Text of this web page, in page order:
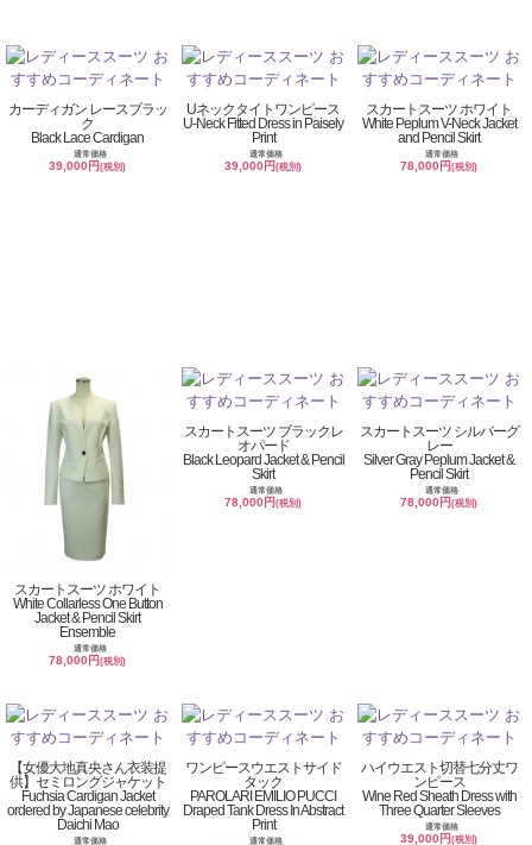
カーディガン レースブラッ
ク
Black Lace Cardigan
通常価格
39,000円(税別)
Uネックタイトワンピース
U-Neck Fitted Dress in Paisely
Print
通常価格
39,000円(税別)
スカートスーツ ホワイト
White Peplum V-Neck Jacket
and Pencil Skirt
通常価格
78,000円(税別)
スカートスーツ ホワイト
White Collarless One Button
Jacket & Pencil Skirt
Ensemble
通常価格
78,000円(税別)
スカートスーツ ブラックレ
オパード
Black Leopard Jacket & Pencil
Skirt
通常価格
78,000円(税別)
スカートスーツ シルバーグ
レー
Silver Gray Peplum Jacket &
Pencil Skirt
通常価格
78,000円(税別)
【女優大地真央さん衣装提
供】セミロングジャケット
Fuchsia Cardigan Jacket
ordered by Japanese celebrity
Daichi Mao
通常価格
ワンピースウエストサイド
タック
PAROLARI EMILIO PUCCI
Draped Tank Dress In Abstract
Print
通常価格
ハイウエスト切替七分丈ワ
ンピース
Wine Red Sheath Dress with
Three Quarter Sleeves
通常価格
39,000円(税別)